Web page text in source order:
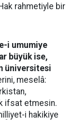
rahmetiyle bir
i umumiye
büyük ise,
üniversitesi
meselâ:
ifsat etmesin.
i hakikiye